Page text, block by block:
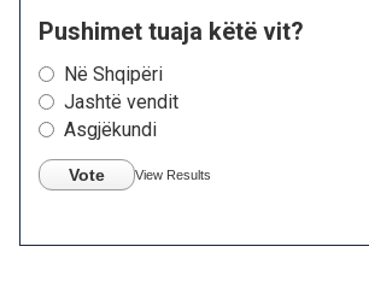
Pushimet tuaja këtë vit?
Në Shqipëri
Jashtë vendit
Asgjëkundi
Vote View Results